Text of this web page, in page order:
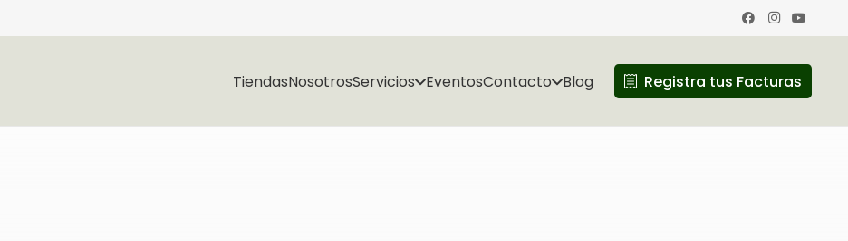
TiendasNosotrosServicios EventosContacto Blog Registra tus Facturas